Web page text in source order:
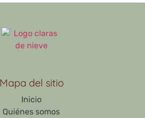
Mapa del sitio
Inicio
Quiénes somos